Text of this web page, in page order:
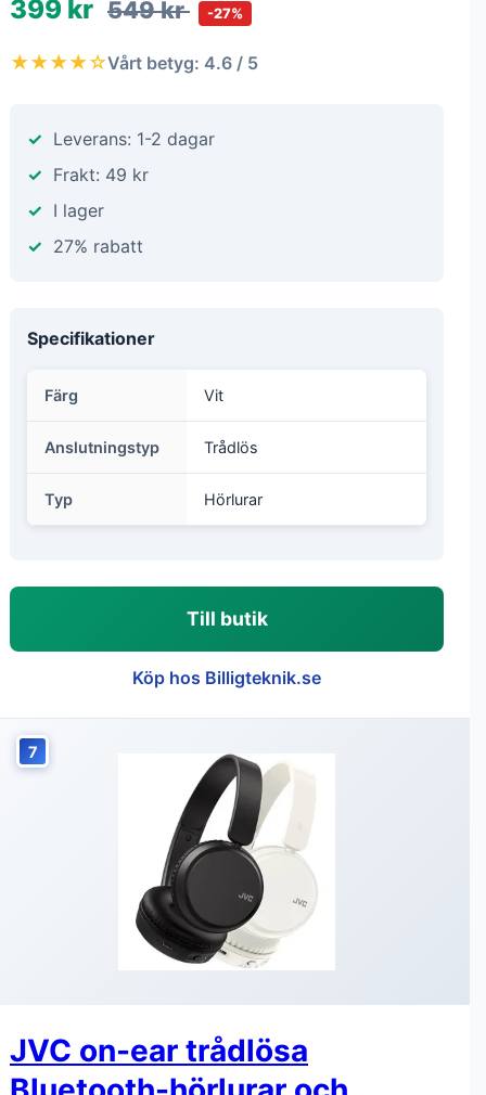
399 kr 549 kr -27%
★★★★☆Vårt betyg: 4.6 / 5
Leverans: 1-2 dagar
Frakt: 49 kr
I lager
27% rabatt
Specifikationer
Färg Vit
Anslutningstyp Trådlös
Typ Hörlurar
Till butik
Köp hos Billigteknik.se
7
JVC on-ear trådlösa